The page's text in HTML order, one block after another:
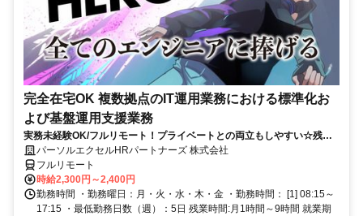
完全在宅OK 複数拠点のIT運用業務における標準化お
よび基盤運用支援業務
実務未経験OK/フルリモート！プライベートとの両立もしやすい☆残業
ちょっと♪
パーソルエクセルHRパートナーズ 株式会社
フルリモート
時給2,300円～2,400円
勤務時間 ・勤務曜日：月・火・水・木・金 ・勤務時間： [1] 08:15～
17:15 ・最低勤務日数（週）：5日 残業時間:月1時間～9時間 就業期